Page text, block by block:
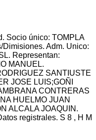
Socio único: TOMPLA
Adm. Unico:
Representan:
MANUEL.
SANTIUSTE
JOSE LUIS;GOÑI
CONTRERAS
HUELMO JUAN
ALCALA JOAQUIN.
registrales. S 8 , H M